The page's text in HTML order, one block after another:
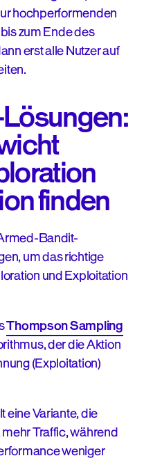
hochperformenden
zum Ende des
erst alle Nutzer auf
finden
Bandit-
um das richtige
und Exploitation
Thompson Sampling
der die Aktion
(Exploitation)
eine Variante, die
Traffic, während
weniger